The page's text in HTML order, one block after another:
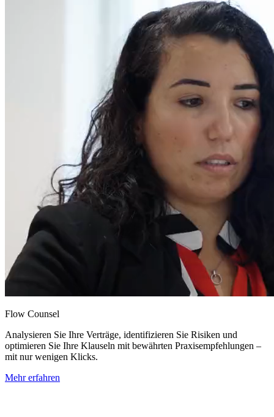
Flow Counsel
Analysieren Sie Ihre Verträge, identifizieren Sie Risiken und
optimieren Sie Ihre Klauseln mit bewährten Praxisempfehlungen –
mit nur wenigen Klicks.
Mehr erfahren